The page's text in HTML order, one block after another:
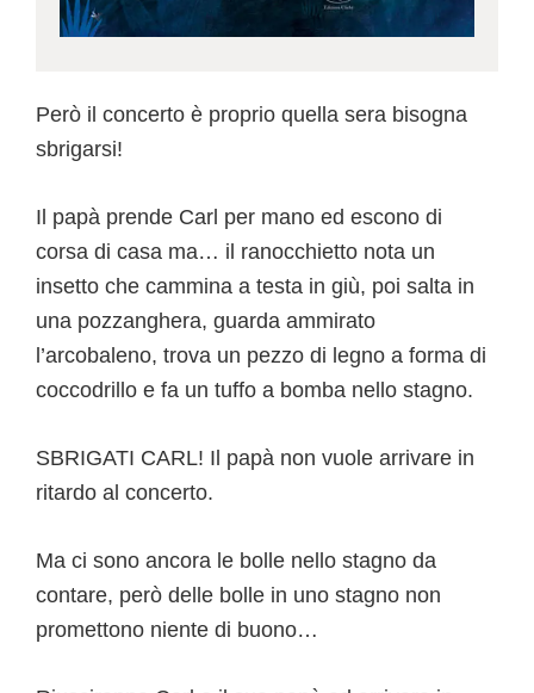
Però il concerto è proprio quella sera bisogna
sbrigarsi!
Il papà prende Carl per mano ed escono di
corsa di casa ma… il ranocchietto nota un
insetto che cammina a testa in giù, poi salta in
una pozzanghera, guarda ammirato
l’arcobaleno, trova un pezzo di legno a forma di
coccodrillo e fa un tuffo a bomba nello stagno.
SBRIGATI CARL! Il papà non vuole arrivare in
ritardo al concerto.
Ma ci sono ancora le bolle nello stagno da
contare, però delle bolle in uno stagno non
promettono niente di buono…